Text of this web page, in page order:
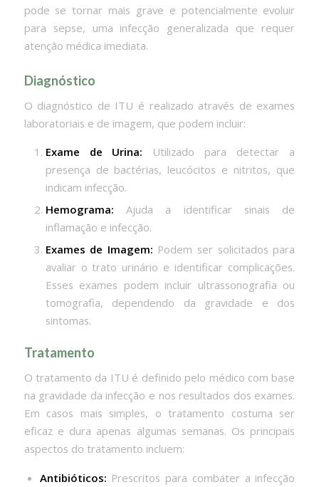
pode se tornar mais grave e potencialmente evoluir
para sepse, uma infecção generalizada que requer
atenção médica imediata.
Diagnóstico
O diagnóstico de ITU é realizado através de exames
laboratoriais e de imagem, que podem incluir:
Exame de Urina: Utilizado para detectar a
presença de bactérias, leucócitos e nitritos, que
indicam infecção.
Hemograma: Ajuda a identificar sinais de
inflamação e infecção.
Exames de Imagem: Podem ser solicitados para
avaliar o trato urinário e identificar complicações.
Esses exames podem incluir ultrassonografia ou
tomografia, dependendo da gravidade e dos
sintomas.
Tratamento
O tratamento da ITU é definido pelo médico com base
na gravidade da infecção e nos resultados dos exames.
Em casos mais simples, o tratamento costuma ser
eficaz e dura apenas algumas semanas. Os principais
aspectos do tratamento incluem:
Antibióticos: Prescritos para combater a infecção